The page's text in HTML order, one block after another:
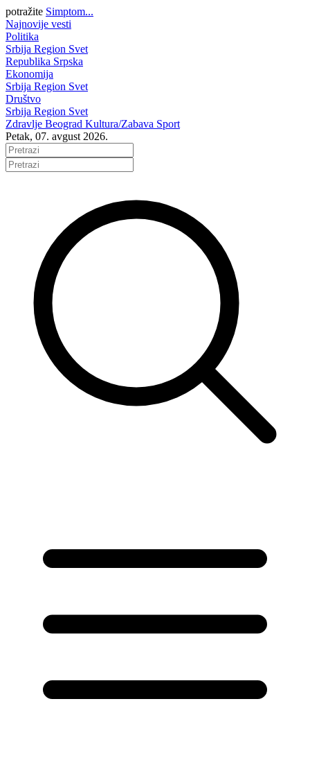
potražite Simptom...
Najnovije vesti
Politika
Srbija Region Svet
Republika Srpska
Ekonomija
Srbija Region Svet
Društvo
Srbija Region Svet
Zdravlje Beograd Kultura/Zabava Sport
Petak, 07. avgust 2026.